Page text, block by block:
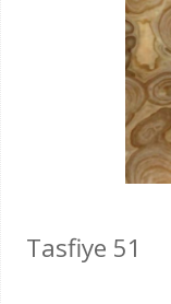
Tasfiye 51